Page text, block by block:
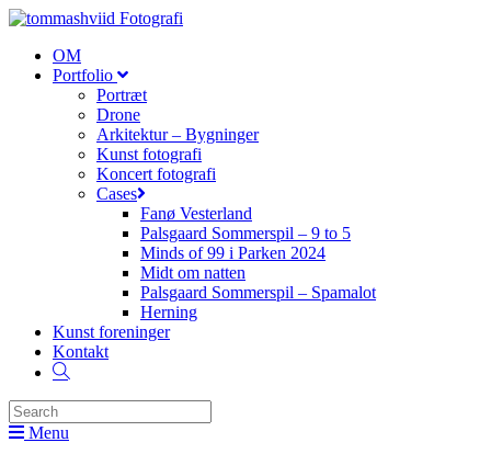
OM
Portfolio
Portræt
Drone
Arkitektur – Bygninger
Kunst fotografi
Koncert fotografi
Cases
Fanø Vesterland
Palsgaard Sommerspil – 9 to 5
Minds of 99 i Parken 2024
Midt om natten
Palsgaard Sommerspil – Spamalot
Herning
Kunst foreninger
Kontakt
Menu